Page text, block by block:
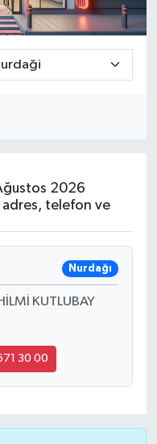
2026
telefon ve
Nurdağı
KUTLUBAY
30 00